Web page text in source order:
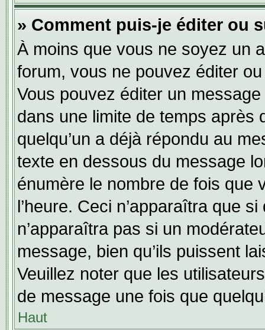
» Comment puis-je éditer ou
À moins que vous ne soyez un
forum, vous ne pouvez éditer
Vous pouvez éditer un
dans une limite de temps après
quelqu’un a déjà répondu au
texte en dessous du message
énumère le nombre de fois que
l’heure. Ceci n’apparaîtra que
n’apparaîtra pas si un
message, bien qu’ils puissent
Veuillez noter que les
de message une fois que
Haut